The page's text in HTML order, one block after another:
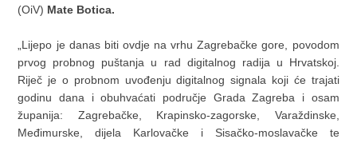
(OiV) Mate Botica.
„Lijepo je danas biti ovdje na vrhu Zagrebačke gore, povodom
prvog probnog puštanja u rad digitalnog radija u Hrvatskoj.
Riječ je o probnom uvođenju digitalnog signala koji će trajati
godinu dana i obuhvaćati područje Grada Zagreba i osam
županija: Zagrebačke, Krapinsko-zagorske, Varaždinske,
Međimurske, dijela Karlovačke i Sisačko-moslavačke te